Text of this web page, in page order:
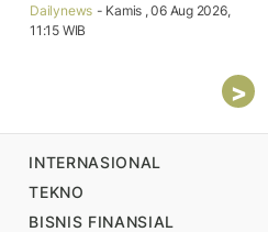
Dailynews - Kamis , 06 Aug 2026,
11:15 WIB
>
INTERNASIONAL
TEKNO
BISNIS FINANSIAL